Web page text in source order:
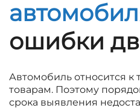
ошибки
Автомобиль относится
товарам. Поэтому
срока выявления